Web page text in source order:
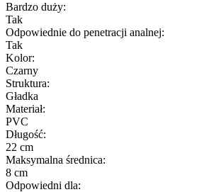
Bardzo duży:
Tak
Odpowiednie do penetracji analnej:
Tak
Kolor:
Czarny
Struktura:
Gładka
Materiał:
PVC
Długość:
22 cm
Maksymalna średnica:
8 cm
Odpowiedni dla: